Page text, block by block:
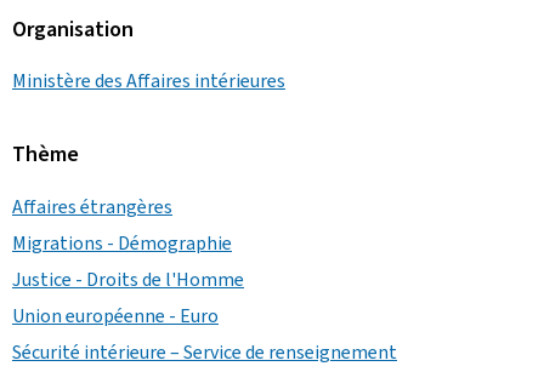
Organisation
Ministère des Affaires intérieures
Thème
Affaires étrangères
Migrations - Démographie
Justice - Droits de l'Homme
Union européenne - Euro
Sécurité intérieure – Service de renseignement